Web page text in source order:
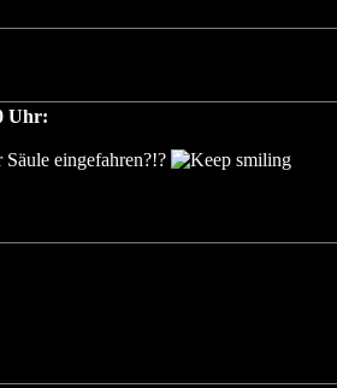
Uhr:
eingefahren?!?